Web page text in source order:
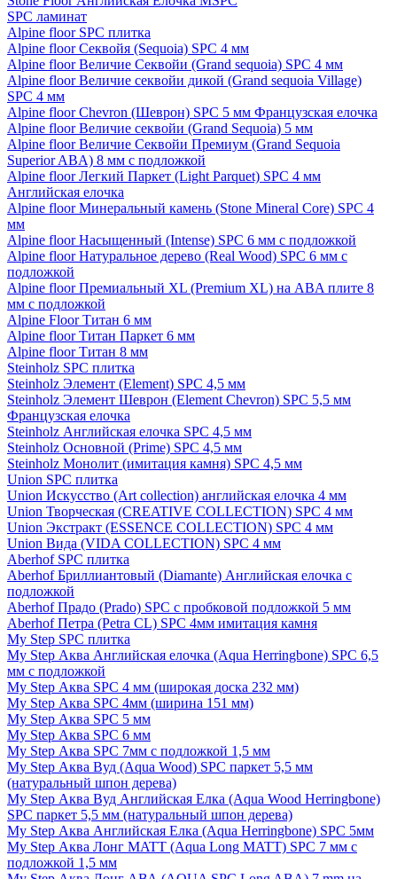
SPC ламинат
Alpine floor SPC плитка
Alpine floor Секвойя (Sequoia) SPC 4 мм
Alpine floor Величие Секвойи (Grand sequoia) SPC 4 мм
Alpine floor Величие секвойи дикой (Grand sequoia Village)
SPC 4 мм
Alpine floor Chevron (Шеврон) SPC 5 мм Французская елочка
Alpine floor Величие секвойи (Grand Sequoia) 5 мм
Alpine floor Величие Секвойи Премиум (Grand Sequoia
Superior ABA) 8 мм с подложкой
Alpine floor Легкий Паркет (Light Parquet) SPC 4 мм
Английская елочка
Alpine floor Минеральный камень (Stone Mineral Core) SPC 4
мм
Alpine floor Насыщенный (Intense) SPC 6 мм с подложкой
Alpine floor Натуральное дерево (Real Wood) SPC 6 мм с
подложкой
Alpine floor Премиальный XL (Premium XL) на ABA плите 8
мм с подложкой
Alpine Floor Титан 6 мм
Alpine floor Титан Паркет 6 мм
Alpine floor Титан 8 мм
Steinholz SPC плитка
Steinholz Элемент (Element) SPC 4,5 мм
Steinholz Элемент Шеврон (Element Chevron) SPC 5,5 мм
Французская елочка
Steinholz Английская елочка SPC 4,5 мм
Steinholz Основной (Prime) SPC 4,5 мм
Steinholz Монолит (имитация камня) SPC 4,5 мм
Union SPC плитка
Union Искусство (Art collection) английская елочка 4 мм
Union Творческая (CREATIVE COLLECTION) SPC 4 мм
Union Экстракт (ESSENCE COLLECTION) SPC 4 мм
Union Вида (VIDA COLLECTION) SPC 4 мм
Aberhof SPC плитка
Aberhof Бриллиантовый (Diamante) Английская елочка с
подложкой
Aberhof Прадо (Prado) SPC с пробковой подложкой 5 мм
Aberhof Петра (Petra CL) SPC 4мм имитация камня
My Step SPC плитка
My Step Аква Английская елочка (Aqua Herringbone) SPC 6,5
мм с подложкой
My Step Аква SPC 4 мм (широкая доска 232 мм)
My Step Аква SPC 4мм (ширина 151 мм)
My Step Аква SPC 5 мм
My Step Аква SPC 6 мм
My Step Аква SPC 7мм c подложкой 1,5 мм
My Step Аква Вуд (Aqua Wood) SPC паркет 5,5 мм
(натуральный шпон дерева)
My Step Аква Вуд Английская Елка (Aqua Wood Herringbone)
SPC паркет 5,5 мм (натуральный шпон дерева)
My Step Аква Английская Елка (Aqua Herringbone) SPC 5мм
My Step Аква Лонг MATT (Aqua Long MATT) SPC 7 мм с
подложкой 1,5 мм